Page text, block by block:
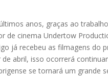
anos, graças ao
de cinema Undertow
já recebeu as filmagens do
de abril, isso ocorrerá
se tornará um grande